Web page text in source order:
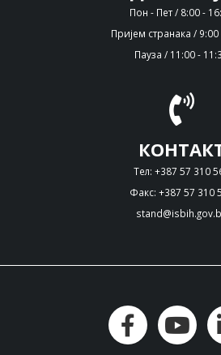
Пон - Пет / 8:00 -
Пријем странака /
Пауза / 11:00 -
Тел: +387 57 310
Факс: +387 57 310